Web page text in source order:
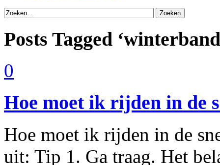
Posts Tagged
0
Hoe moet ik rijden in de
Hoe moet ik rijden in de
uit: Tip 1. Ga traag. Het